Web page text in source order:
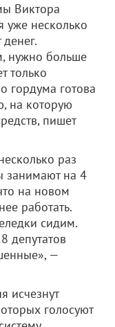
Виктора
уже несколько
нужно больше
только
гордума готова
на которую
пишет
раз
занимают на 4
на новом
работать.
сидим.
депутатов
—
исчезнут
голосуют